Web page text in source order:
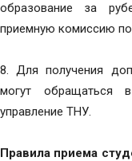
образование за
приемную комиссию
8. Для получения
могут обращаться
управление ТНУ.
Правила приема